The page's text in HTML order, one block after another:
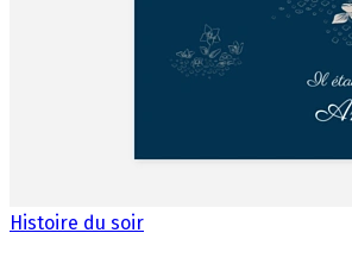
Histoire du soir